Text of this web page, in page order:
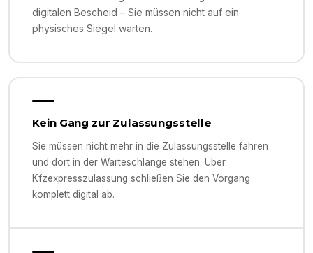
digitalen Bescheid – Sie müssen nicht auf ein
physisches Siegel warten.
Kein Gang zur Zulassungsstelle
Sie müssen nicht mehr in die Zulassungsstelle fahren
und dort in der Warteschlange stehen. Über
Kfzexpresszulassung schließen Sie den Vorgang
komplett digital ab.